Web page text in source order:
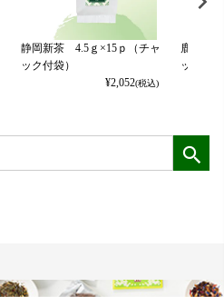
静岡新茶 4.5ｇ×15ｐ（チャ
ック付袋）
¥2,052(税込)
鹿児島
ック付